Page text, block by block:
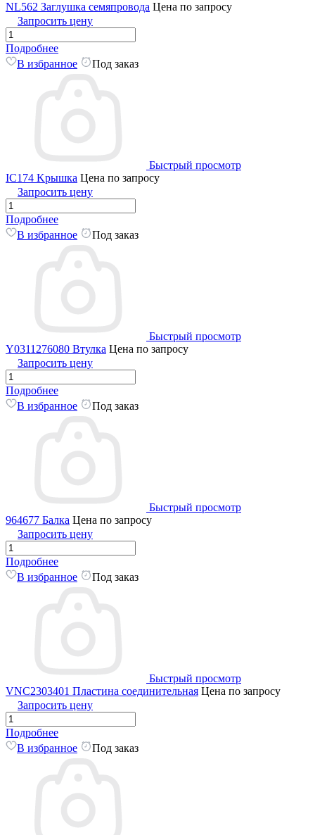
NL562 Заглушка семяпровода Цена по запросу
Запросить цену
Подробнее
В избранное
Под заказ
Быстрый просмотр
IC174 Kрышка Цена по запросу
Запросить цену
Подробнее
В избранное
Под заказ
Быстрый просмотр
Y0311276080 Втулка Цена по запросу
Запросить цену
Подробнее
В избранное
Под заказ
Быстрый просмотр
964677 Балка Цена по запросу
Запросить цену
Подробнее
В избранное
Под заказ
Быстрый просмотр
VNC2303401 Пластина соединительная Цена по запросу
Запросить цену
Подробнее
В избранное
Под заказ